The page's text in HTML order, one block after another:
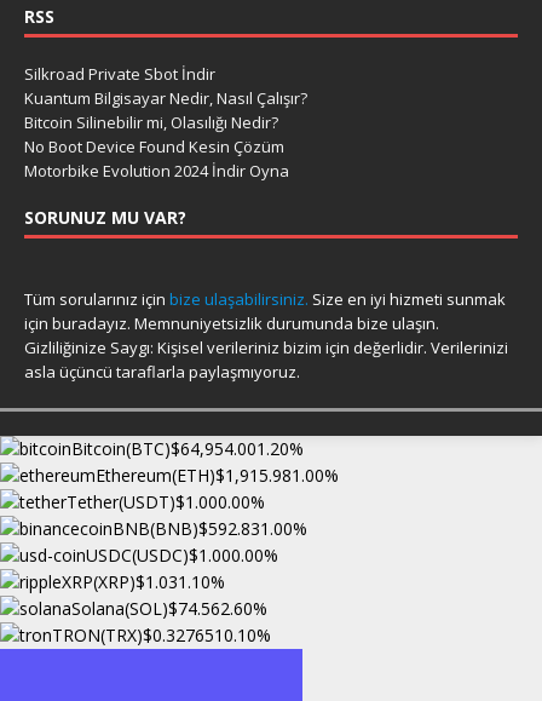
RSS
Silkroad Private Sbot İndir
Kuantum Bilgisayar Nedir, Nasıl Çalışır?
Bitcoin Silinebilir mi, Olasılığı Nedir?
No Boot Device Found Kesin Çözüm
Motorbike Evolution 2024 İndir Oyna
SORUNUZ MU VAR?
Tüm sorularınız için bize ulaşabilirsiniz. Size en iyi hizmeti sunmak
için buradayız. Memnuniyetsizlik durumunda bize ulaşın.
Gizliliğinize Saygı: Kişisel verileriniz bizim için değerlidir. Verilerinizi
asla üçüncü taraflarla paylaşmıyoruz.
Bitcoin(BTC)$64,954.001.20%
Ethereum(ETH)$1,915.981.00%
Tether(USDT)$1.000.00%
BNB(BNB)$592.831.00%
USDC(USDC)$1.000.00%
XRP(XRP)$1.031.10%
Solana(SOL)$74.562.60%
TRON(TRX)$0.3276510.10%